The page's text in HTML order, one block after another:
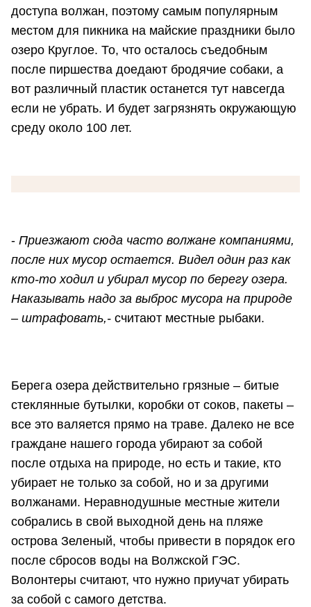
доступа волжан, поэтому самым популярным
местом для пикника на майские праздники было
озеро Круглое. То, что осталось съедобным
после пиршества доедают бродячие собаки, а
вот различный пластик останется тут навсегда
если не убрать. И будет загрязнять окружающую
среду около 100 лет.
- Приезжают сюда часто волжане компаниями,
после них мусор остается. Видел один раз как
кто-то ходил и убирал мусор по берегу озера.
Наказывать надо за выброс мусора на природе
– штрафовать,- считают местные рыбаки.
Берега озера действительно грязные – битые
стеклянные бутылки, коробки от соков, пакеты –
все это валяется прямо на траве. Далеко не все
граждане нашего города убирают за собой
после отдыха на природе, но есть и такие, кто
убирает не только за собой, но и за другими
волжанами. Неравнодушные местные жители
собрались в свой выходной день на пляже
острова Зеленый, чтобы привести в порядок его
после сбросов воды на Волжской ГЭС.
Волонтеры считают, что нужно приучат убирать
за собой с самого детства.